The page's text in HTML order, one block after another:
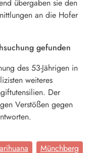
übergaben sie den
an die Hofer
gefunden
des 53-Jährigen in
weiteres
Der
Verstößen gegen
Münchberg